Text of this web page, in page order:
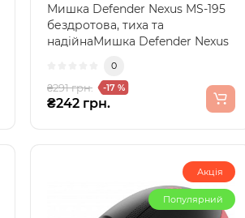
Мишка Defender Nexus MS-195
бездротова, тиха та
надійнаМишка Defender Nexus
0
₴291 грн. -17 %
₴242 грн.
Акція
Популярний